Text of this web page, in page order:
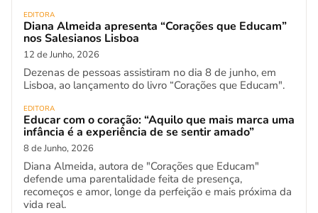
EDITORA
Diana Almeida apresenta “Corações que Educam”
nos Salesianos Lisboa
12 de Junho, 2026
Dezenas de pessoas assistiram no dia 8 de junho, em
Lisboa, ao lançamento do livro “Corações que Educam".
EDITORA
Educar com o coração: “Aquilo que mais marca uma
infância é a experiência de se sentir amado”
8 de Junho, 2026
Diana Almeida, autora de "Corações que Educam"
defende uma parentalidade feita de presença,
recomeços e amor, longe da perfeição e mais próxima da
vida real.